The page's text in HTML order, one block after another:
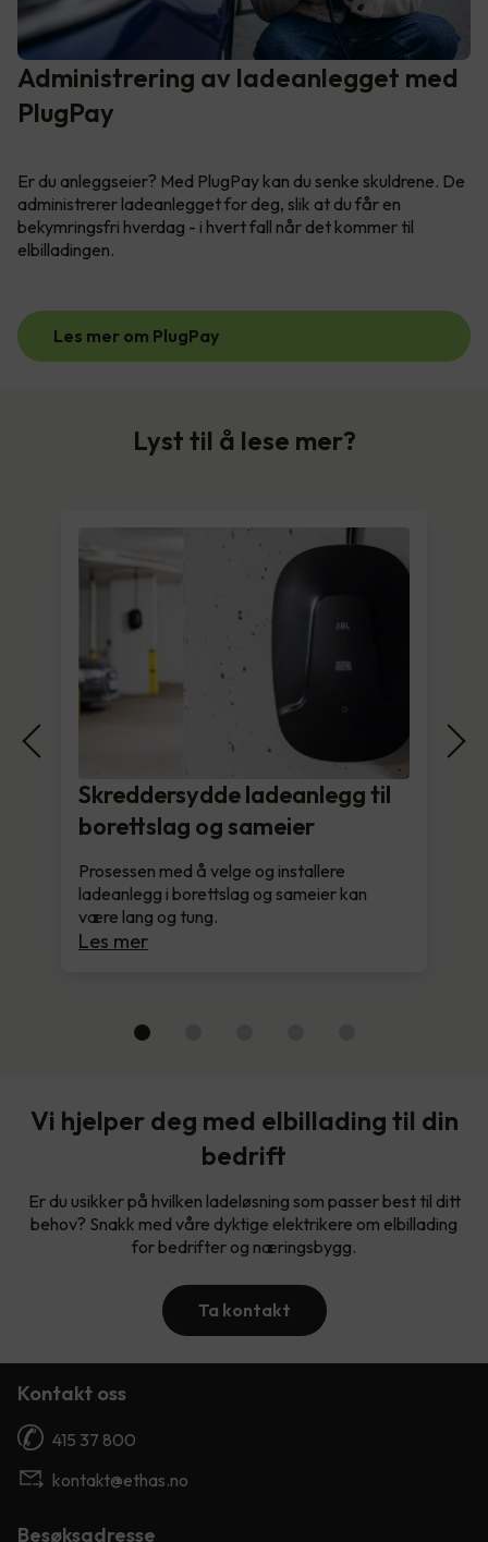
Administrering av ladeanlegget med
PlugPay
Er du anleggseier? Med PlugPay kan du senke skuldrene. De
administrerer ladeanlegget for deg, slik at du får en
bekymringsfri hverdag - i hvert fall når det kommer til
elbilladingen.
Les mer om PlugPay
Lyst til å lese mer?
Skreddersydde ladeanlegg til
borettslag og sameier
Prosessen med å velge og installere
ladeanlegg i borettslag og sameier kan
være lang og tung.
Les mer
Vi hjelper deg med elbillading til din
bedrift
Er du usikker på hvilken ladeløsning som passer best til ditt
behov? Snakk med våre dyktige elektrikere om elbillading
for bedrifter og næringsbygg.
Ta kontakt
Kontakt oss
415 37 800
kontakt@ethas.no
Besøksadresse